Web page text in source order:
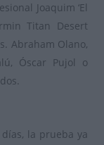
Joaquim ‘El
Titan Desert
Abraham Olano,
Óscar Pujol o
la prueba ya